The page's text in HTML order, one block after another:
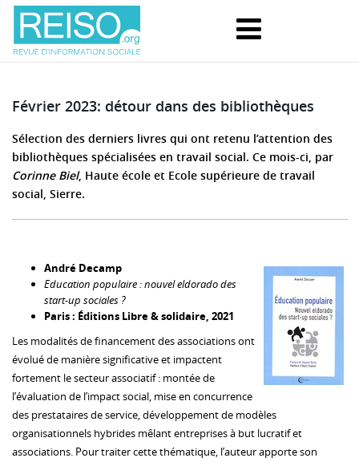
Février 2023: détour dans des bibliothèques
Sélection des derniers livres qui ont retenu l’attention des
bibliothèques spécialisées en travail social. Ce mois-ci, par
Corinne Biel, Haute école et Ecole supérieure de travail
social, Sierre.
André Decamp
Education populaire : nouvel eldorado des
start-up sociales ?
Paris : Éditions Libre & solidaire, 2021
Les modalités de financement des associations ont
évolué de manière significative et impactent
fortement le secteur associatif : montée de
l’évaluation de l’impact social, mise en concurrence
des prestataires de service, développement de modèles
organisationnels hybrides mêlant entreprises à but lucratif et
associations. Pour traiter cette thématique, l’auteur apporte son